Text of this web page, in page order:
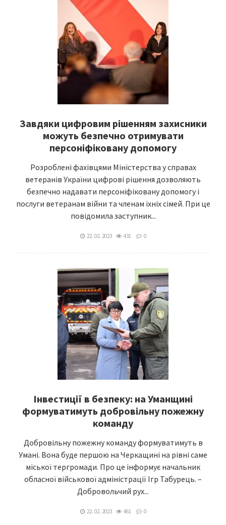
Завдяки цифровим рішенням захисники
можуть безпечно отримувати
персоніфіковану допомогу
Розроблені фахівцями Міністерства у справах
ветеранів України цифрові рішення дозволяють
безпечно надавати персоніфіковану допомогу і
послуги ветеранам війни та членам їхніх сімей. При це
повідомила заступник...
22. 02. 2023 431 0
Інвестиції в безпеку: на Уманщині
формуватимуть добровільну пожежну
команду
Добровільну пожежну команду формуватимуть в
Умані. Вона буде першою на Черкащині на рівні саме
міської тергромади. Про це інформує начальник
обласної військової адміністрації Ігр Табурець. –
Добровольчий рух...
22. 02. 2023 461 0